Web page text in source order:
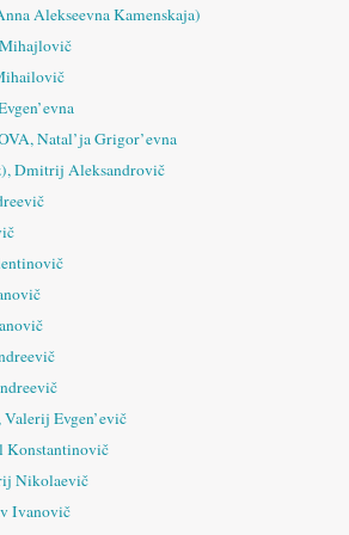
Alekseevna Kamenskaja)
Natal’ja Grigor’evna
Dmitrij Aleksandrovič
Evgen’evič
Konstantinovič
Nikolaevič
Ivanovič